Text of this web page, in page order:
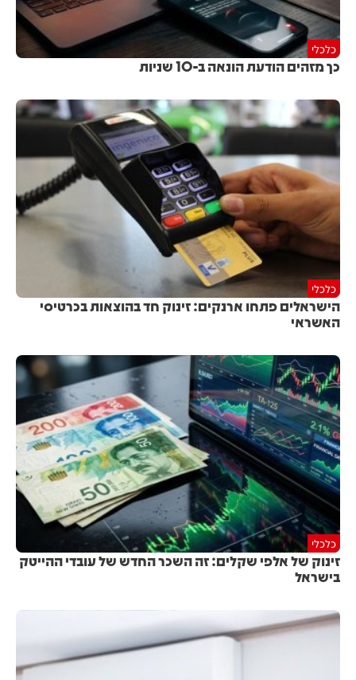
כלכלי
כך מזהים הודעת הונאה ב-10 שניות
כלכלי
הישראלים פתחו ארנקים: זינוק חד בהוצאות בכרטיסי
האשראי
כלכלי
זינוק של אלפי שקלים: זה השכר החדש של עובדי ההייטק
בישראל